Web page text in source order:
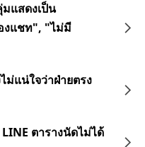
แสดงเป็น
แชท", "ไม่มี
แน่ใจว่าฝ่ายตรง
ตารางนัดไม่ได้